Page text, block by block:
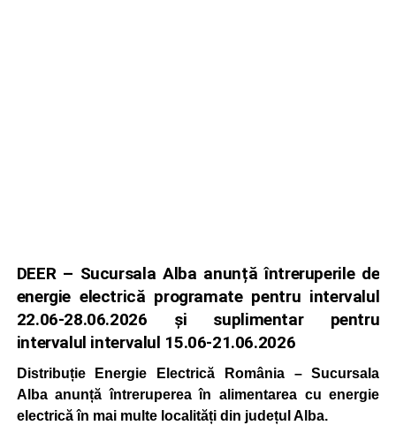
DEER – Sucursala Alba anunță întreruperile de
energie electrică programate pentru intervalul
22.06-28.06.2026 și suplimentar pentru
intervalul intervalul 15.06-21.06.2026
Distribuție Energie Electrică România – Sucursala
Alba anunță întreruperea în alimentarea cu energie
electrică în mai multe localități din județul Alba.